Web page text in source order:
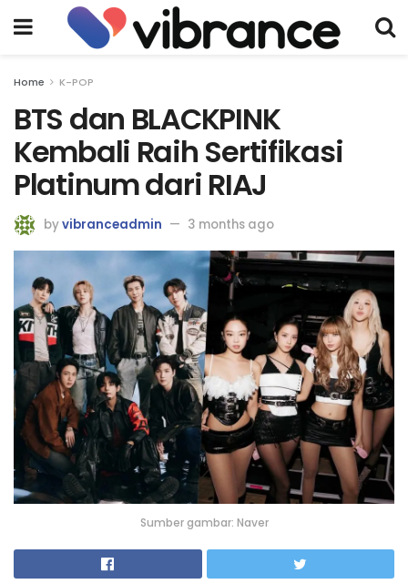
Home K-POP
BTS dan BLACKPINK
Kembali Raih Sertifikasi
Platinum dari RIAJ
byvibranceadmin 3 months ago
Sumber gambar: Naver